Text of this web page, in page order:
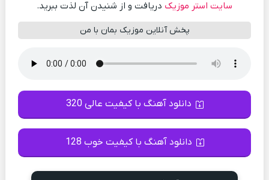
سایت استر موزیک دریافت و از شنیدن آن لذت ببرید.
پخش آنلاین موزیک بمان با من
دانلود آهنگ با کیفیت عالی 320
دانلود آهنگ با کیفیت خوب 128